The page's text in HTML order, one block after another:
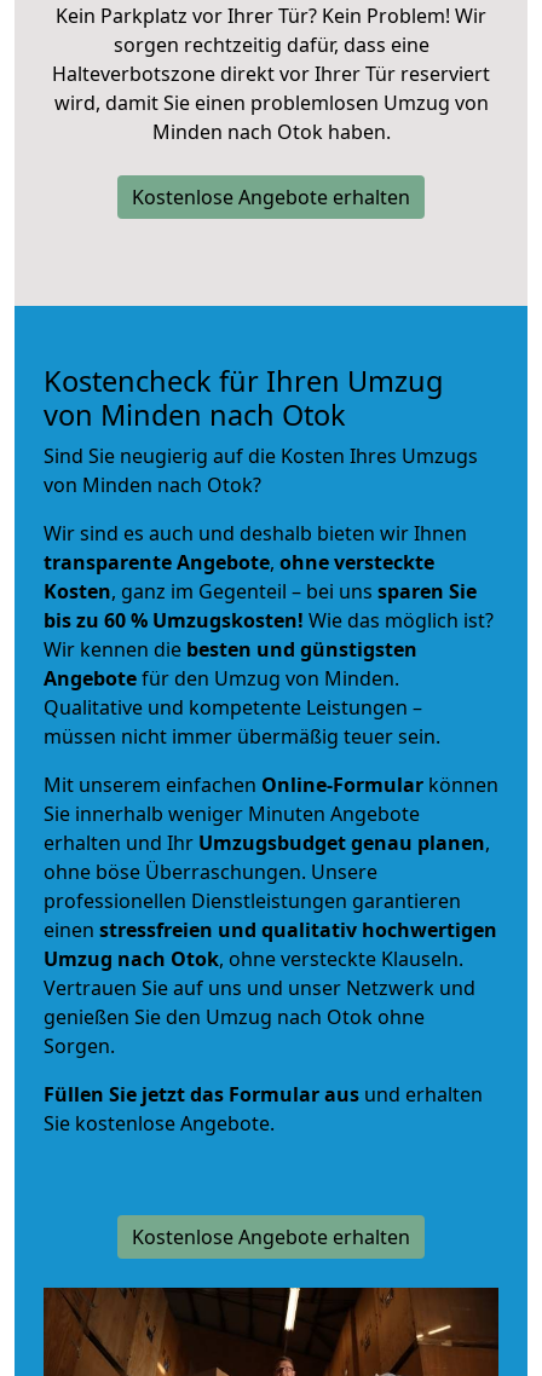
Kein Parkplatz vor Ihrer Tür? Kein Problem! Wir
sorgen rechtzeitig dafür, dass eine
Halteverbotszone direkt vor Ihrer Tür reserviert
wird, damit Sie einen problemlosen Umzug von
Minden nach Otok haben.
Kostenlose Angebote erhalten
Kostencheck für Ihren Umzug
von Minden nach Otok
Sind Sie neugierig auf die Kosten Ihres Umzugs
von Minden nach Otok?
Wir sind es auch und deshalb bieten wir Ihnen
transparente Angebote, ohne versteckte
Kosten, ganz im Gegenteil – bei uns sparen Sie
bis zu 60 % Umzugskosten! Wie das möglich ist?
Wir kennen die besten und günstigsten
Angebotefür den Umzug von Minden.
Qualitative und kompetente Leistungen –
müssen nicht immer übermäßig teuer sein.
Mit unserem einfachen Online-Formular können
Sie innerhalb weniger Minuten Angebote
erhalten und Ihr Umzugsbudgetgenau planen,
ohne böse Überraschungen. Unsere
professionellen Dienstleistungen garantieren
einen stressfreien und qualitativ hochwertigen
Umzug nach Otok, ohne versteckte Klauseln.
Vertrauen Sie auf uns und unser Netzwerk und
genießen Sie den Umzug nach Otok ohne
Sorgen.
Füllen Sie jetzt das Formular aus und erhalten
Sie kostenlose Angebote.
Kostenlose Angebote erhalten